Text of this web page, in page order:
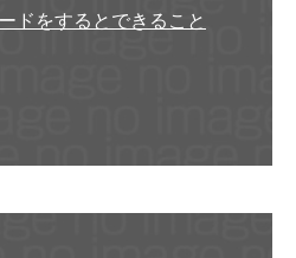
ドをするとできること